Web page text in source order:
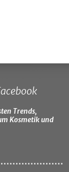
Trends,
Kosmetik und